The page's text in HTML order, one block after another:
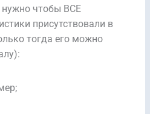
чтобы ВСЕ
присутствовали в
тогда его можно